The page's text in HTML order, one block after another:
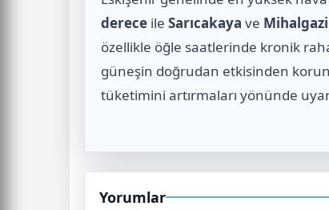
derece ile Sarıcakaya ve Mihalgazi
özellikle öğle saatlerinde kronik
güneşin doğrudan etkisinden
tüketimini artırmaları yönünde
Yorumlar